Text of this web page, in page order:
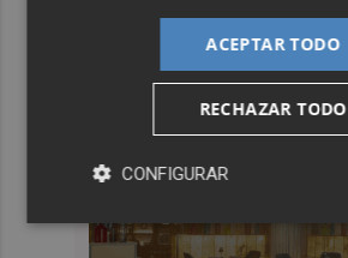
ACEPTAR TODO
RECHAZAR TODO
CONFIGURAR